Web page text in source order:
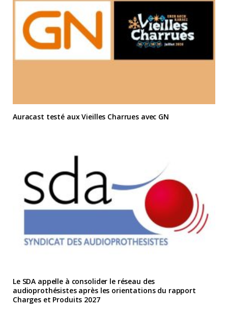
Auracast testé aux Vieilles Charrues avec GN
Le SDA appelle à consolider le réseau des
audioprothésistes après les orientations du rapport
Charges et Produits 2027